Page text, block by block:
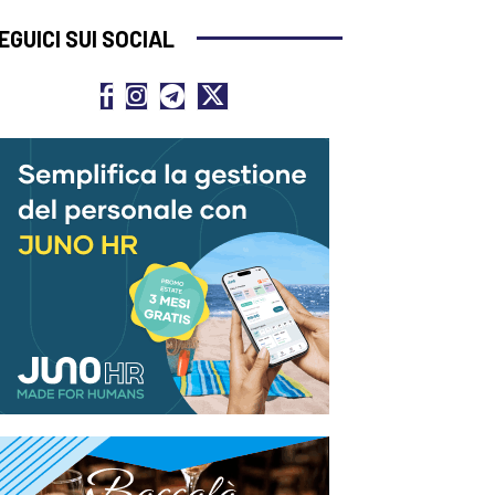
SUI SOCIAL